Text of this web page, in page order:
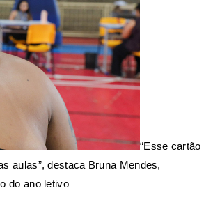
“Esse cartão
aulas”, destaca Bruna Mendes,
do ano letivo